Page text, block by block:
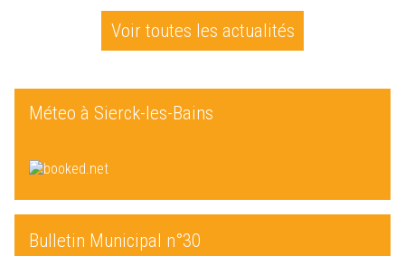
Voir toutes les actualités
Méteo à Sierck-les-Bains
Bulletin Municipal n°30